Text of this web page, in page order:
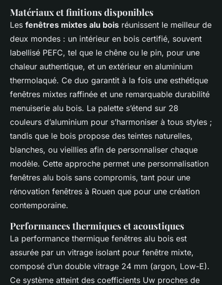
Matériaux et finitions disponibles
Les fenêtres mixtes alu bois réunissent le meilleur de
deux mondes : un intérieur en bois certifié, souvent
labellisé PEFC, tel que le chêne ou le pin, pour une
chaleur authentique, et un extérieur en aluminium
thermolaqué. Ce duo garantit à la fois une esthétique
fenêtres mixtes raffinée et une remarquable durabilité
menuiserie alu bois. La palette s’étend sur 28
couleurs d’aluminium pour s’harmoniser à tous styles ;
tandis que le bois propose des teintes naturelles,
blanches, ou vieillies afin de personnaliser chaque
modèle. Cette approche permet une personnalisation
fenêtres alu bois sans compromis, tant pour une
rénovation fenêtres à Rouen que pour une création
contemporaine.
Performances thermiques et acoustiques
La performance thermique fenêtres alu bois est
assurée par un vitrage isolant pour fenêtre mixte,
composé d’un double vitrage 24 mm (argon, Low-E).
Ce système atteint des coefficients Uw proches de